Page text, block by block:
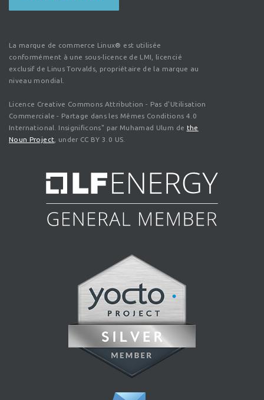
La marque de commerce Linux® est utilisée
conformément à une sous-licence de LMI, licencié
exclusif de Linus Torvalds, propriétaire de la marque au
niveau mondial.
Licence Creative Commons Attribution - Pas d'Utilisation
Commerciale - Partage dans les Mêmes Conditions 4.0
International. Insignificons" par Muhamad Ulum de the
Noun Project , under CC BY 3.0 US.